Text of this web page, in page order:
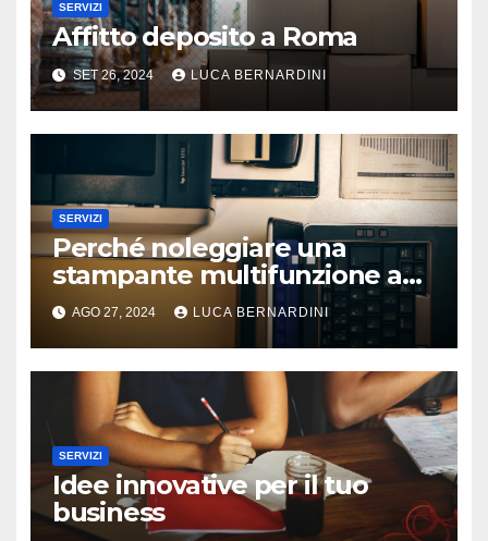
SERVIZI
Affitto deposito a Roma
SET 26, 2024 LUCA BERNARDINI
SERVIZI
Perché noleggiare una
stampante multifunzione a
Roma?
AGO 27, 2024 LUCA BERNARDINI
SERVIZI
Idee innovative per il tuo
business